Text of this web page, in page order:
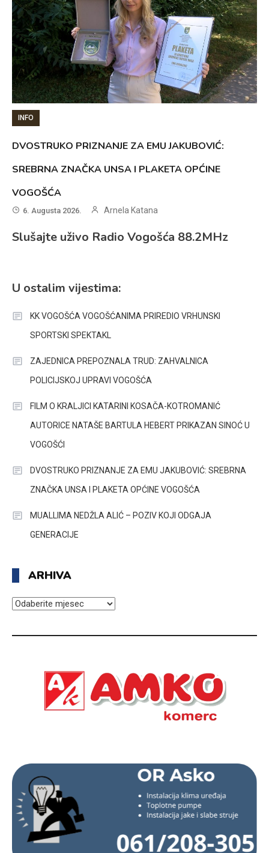
INFO
DVOSTRUKO PRIZNANJE ZA EMU JAKUBOVIĆ:
SREBRNA ZNAČKA UNSA I PLAKETA OPĆINE
VOGOŠĆA
6. Augusta 2026. Arnela Katana
Slušajte uživo Radio Vogošća 88.2MHz
U ostalim vijestima:
KK VOGOŠĆA VOGOŠĆANIMA PRIREDIO VRHUNSKI
SPORTSKI SPEKTAKL
ZAJEDNICA PREPOZNALA TRUD: ZAHVALNICA
POLICIJSKOJ UPRAVI VOGOŠĆA
FILM O KRALJICI KATARINI KOSAČA-KOTROMANIĆ
AUTORICE NATAŠE BARTULA HEBERT PRIKAZAN SINOĆ U
VOGOŠĆI
DVOSTRUKO PRIZNANJE ZA EMU JAKUBOVIĆ: SREBRNA
ZNAČKA UNSA I PLAKETA OPĆINE VOGOŠĆA
MUALLIMA NEDŽLA ALIĆ – POZIV KOJI ODGAJA
GENERACIJE
ARHIVA
ARHIVA